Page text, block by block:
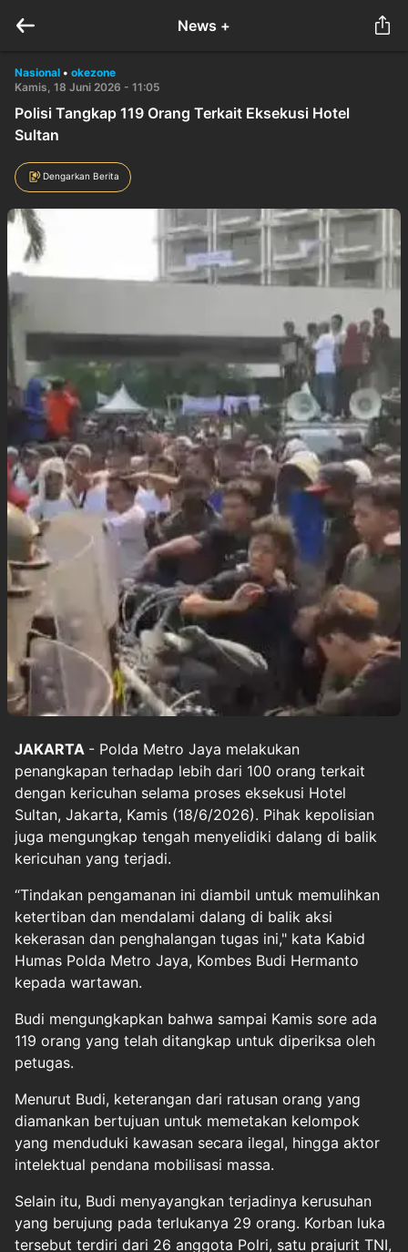
News +
Nasional • okezone
Kamis, 18 Juni 2026 - 11:05
Polisi Tangkap 119 Orang Terkait Eksekusi Hotel
Sultan
Dengarkan Berita
JAKARTA - Polda Metro Jaya melakukan
penangkapan terhadap lebih dari 100 orang terkait
dengan kericuhan selama proses eksekusi Hotel
Sultan, Jakarta, Kamis (18/6/2026). Pihak kepolisian
juga mengungkap tengah menyelidiki dalang di balik
kericuhan yang terjadi.
“Tindakan pengamanan ini diambil untuk memulihkan
ketertiban dan mendalami dalang di balik aksi
kekerasan dan penghalangan tugas ini," kata Kabid
Humas Polda Metro Jaya, Kombes Budi Hermanto
kepada wartawan.
Budi mengungkapkan bahwa sampai Kamis sore ada
119 orang yang telah ditangkap untuk diperiksa oleh
petugas.
Menurut Budi, keterangan dari ratusan orang yang
diamankan bertujuan untuk memetakan kelompok
yang menduduki kawasan secara ilegal, hingga aktor
intelektual pendana mobilisasi massa.
Selain itu, Budi menyayangkan terjadinya kerusuhan
yang berujung pada terlukanya 29 orang. Korban luka
tersebut terdiri dari 26 anggota Polri, satu prajurit TNI,